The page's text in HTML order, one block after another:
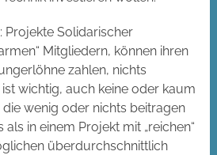
Projekte Solidarischer
Mitgliedern, können ihren
zahlen, nichts
wichtig, auch keine oder kaum
wenig oder nichts beitragen
als in einem Projekt mit „reichen“
überdurchschnittlich